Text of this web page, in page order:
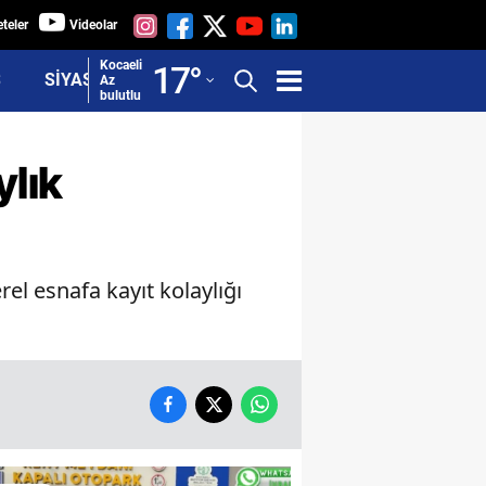
Videolar
SİYASET
Kocaeli
Az
bulutlu
17°
Adana
Adıyaman
Ankara
Aydın
Balıkesir
esnafa kayıt kolaylığı